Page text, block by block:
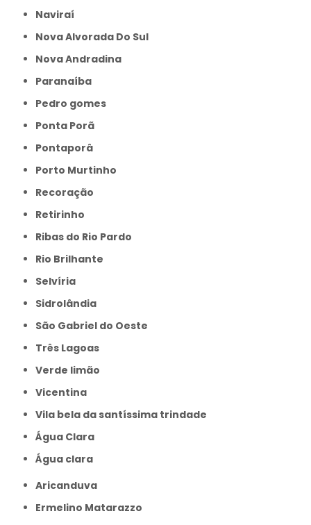
Naviraí
Nova Alvorada Do Sul
Nova Andradina
Paranaíba
Pedro gomes
Ponta Porã
Pontaporâ
Porto Murtinho
Recoração
Retirinho
Ribas do Rio Pardo
Rio Brilhante
Selvíria
Sidrolândia
São Gabriel do Oeste
Três Lagoas
Verde limão
Vicentina
Vila bela da santíssima trindade
Água Clara
Água clara
Aricanduva
Ermelino Matarazzo